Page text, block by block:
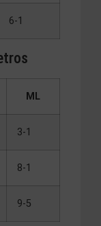
6-1
ML
3-1
8-1
9-5